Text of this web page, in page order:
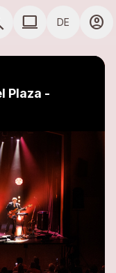
COMPUTER
computer DE account_circle
Plaza -
close